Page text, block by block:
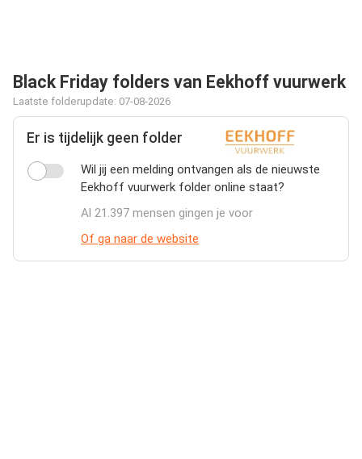
Black Friday folders van Eekhoff vuurwerk
Laatste folderupdate: 07-08-2026
Er is tijdelijk geen folder
Wil jij een melding ontvangen als de nieuwste
Eekhoff vuurwerk folder online staat?
Al 21.397 mensen gingen je voor
Of ga naar de website